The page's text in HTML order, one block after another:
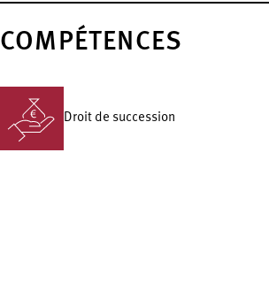
COMPÉTENCES
Droit de succession